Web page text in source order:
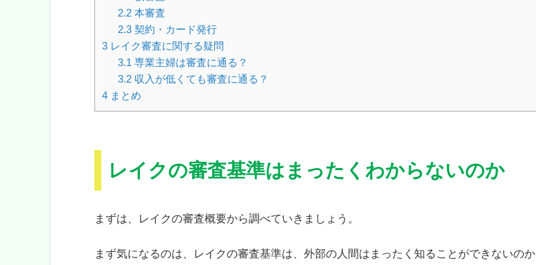
2.2本審査
2.3契約・カード発行
3 レイク審査に関する疑問
3.1 専業主婦は審査に通る？
3.2収入が低くても審査に通る？
4 まとめ
レイクの審査基準はまったくわからないのか
まずは、レイクの審査概要から調べていきましょう。
まず気になるのは、レイクの審査基準は、外部の人間はまったく知ることができないのか